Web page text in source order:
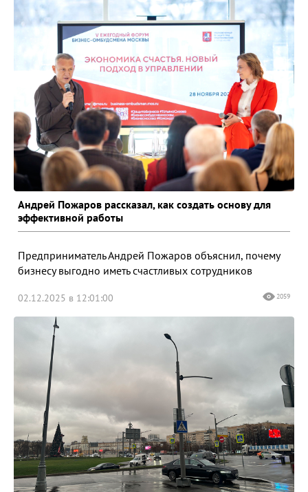
Андрей Пожаров рассказал, как создать основу для
эффективной работы
Предприниматель Андрей Пожаров объяснил, почему
бизнесу выгодно иметь счастливых сотрудников
02.12.2025 в 12:01:00 2059